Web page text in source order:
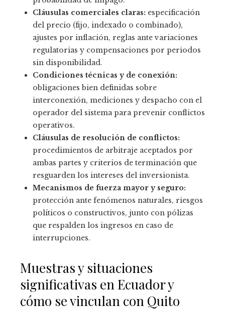
Cláusulas comerciales claras: especificación
del precio (fijo, indexado o combinado),
ajustes por inflación, reglas ante variaciones
regulatorias y compensaciones por periodos
sin disponibilidad.
Condiciones técnicas y de conexión:
obligaciones bien definidas sobre
interconexión, mediciones y despacho con el
operador del sistema para prevenir conflictos
operativos.
Cláusulas de resolución de conflictos:
procedimientos de arbitraje aceptados por
ambas partes y criterios de terminación que
resguarden los intereses del inversionista.
Mecanismos de fuerza mayor y seguro:
protección ante fenómenos naturales, riesgos
políticos o constructivos, junto con pólizas
que respalden los ingresos en caso de
interrupciones.
Muestras y situaciones
significativas en Ecuador y
cómo se vinculan con Quito